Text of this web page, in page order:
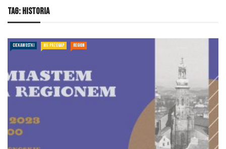
TAG: HISTORIA
CIEKAWOSTKI NIE PRZEGAP REGION